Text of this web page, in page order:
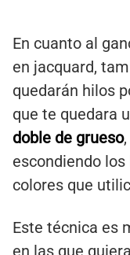
En cuanto al
en jacquard,
quedarán hilos
que te quedara
doble de grueso
escondiendo
colores que
Este técnica es
en las que